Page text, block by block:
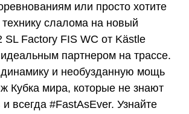
или просто хотите
слалома на новый
SL Factory FIS WC от Kästle
партнером на трассе.
динамику и необузданную мощь
Кубка мира, которые не знают
всегда #FastAsEver. Узнайте